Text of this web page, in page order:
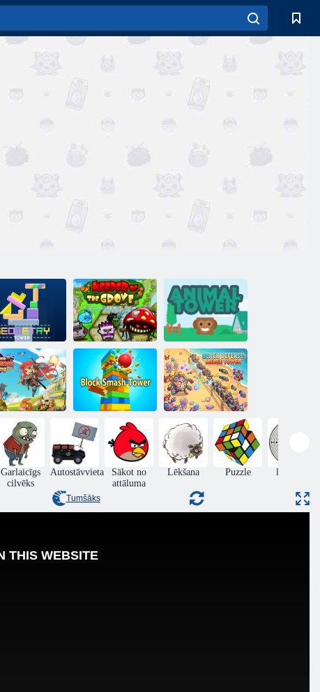
Ģeometrijas
tornis
Gropes turētājs Dzīvnieku tornis
Varonis
aizsardzības
karalis
Bloķēt Smash
Tower
Pludmales
aizsardzība:
sapludināšanas
tornis
Garlaicīgs
cilvēks
Autostāvvieta
Sākot no
attāluma
Lēkšana Puzzle labirints
Tumšāks